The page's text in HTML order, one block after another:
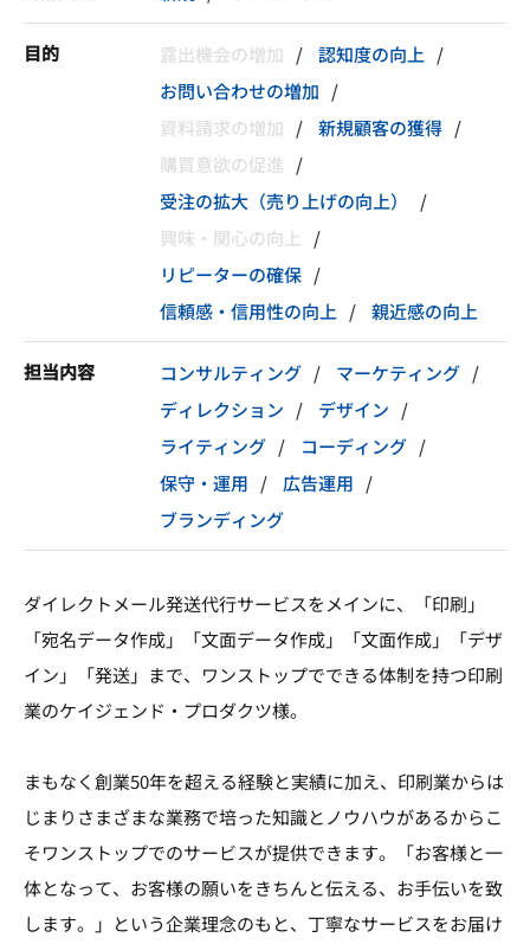
目的 露出機会の増加
認知度の向上
お問い合わせの増加
資料請求の増加
新規顧客の獲得
購買意欲の促進
受注の拡大（売り上げの向上）
興味・関心の向上
リピーターの確保
信頼感・信用性の向上
親近感の向上
担当内容 コンサルティング
マーケティング
ディレクション
デザイン
ライティング
コーディング
保守・運用
広告運用
ブランディング
ダイレクトメール発送代行サービスをメインに、「印刷」
「宛名データ作成」「文面データ作成」「文面作成」「デザ
イン」「発送」まで、ワンストップでできる体制を持つ印刷
業のケイジェンド・プロダクツ様。
まもなく創業50年を超える経験と実績に加え、印刷業からは
じまりさまざまな業務で培った知識とノウハウがあるからこ
そワンストップでのサービスが提供できます。「お客様と一
体となって、お客様の願いをきちんと伝える、お手伝いを致
します。」という企業理念のもと、丁寧なサービスをお届け